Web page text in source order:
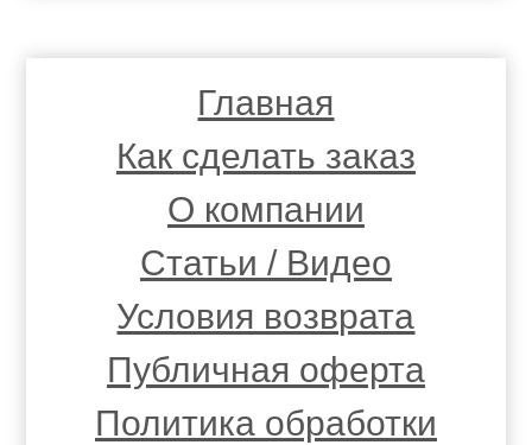
Главная
Как сделать заказ
О компании
Статьи / Видео
Условия возврата
Публичная оферта
Политика обработки